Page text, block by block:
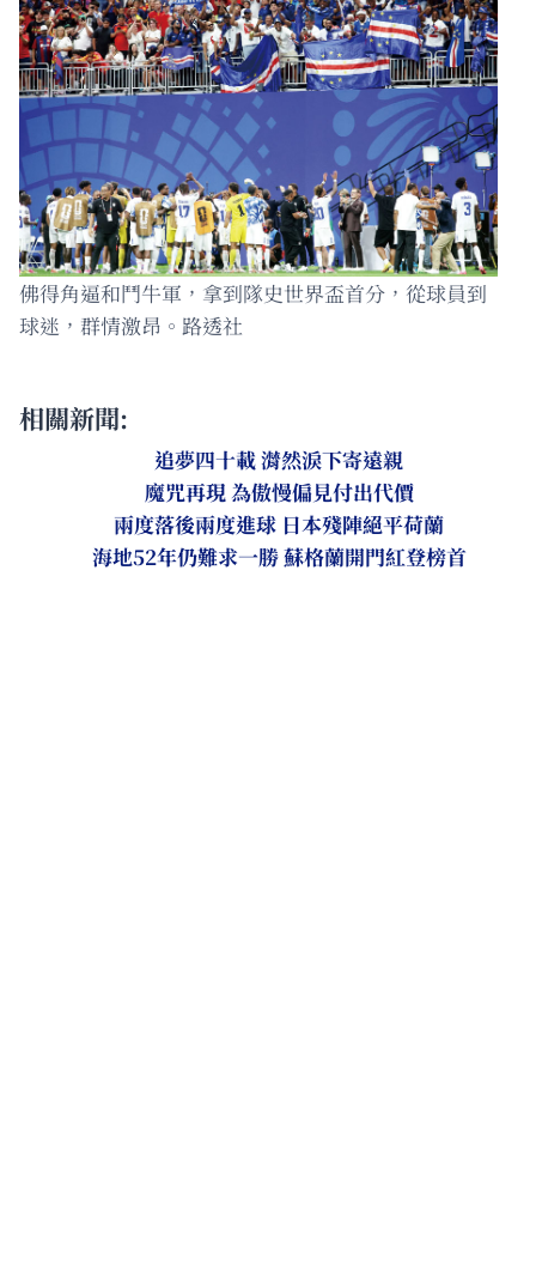
佛得角逼和鬥牛軍，拿到隊史世界盃首分，從球員到
球迷，群情激昂。路透社
相關新聞:
追夢四十載 潸然淚下寄遠親
魔咒再現 為傲慢偏見付出代價
兩度落後兩度進球 日本殘陣絕平荷蘭
海地52年仍難求一勝 蘇格蘭開門紅登榜首